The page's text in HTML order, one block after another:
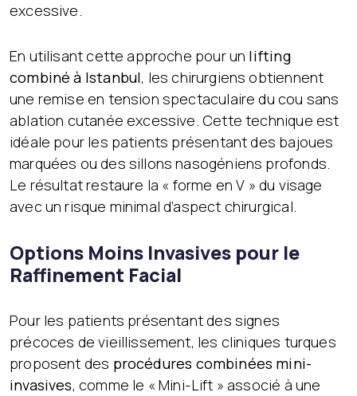
excessive.
En utilisant cette approche pour un lifting
combiné à Istanbul, les chirurgiens obtiennent
une remise en tension spectaculaire du cou sans
ablation cutanée excessive. Cette technique est
idéale pour les patients présentant des bajoues
marquées ou des sillons nasogéniens profonds.
Le résultat restaure la « forme en V » du visage
avec un risque minimal d’aspect chirurgical.
Options Moins Invasives pour le
Raffinement Facial
Pour les patients présentant des signes
précoces de vieillissement, les cliniques turques
proposent des procédures combinées mini-
invasives, comme le « Mini-Lift » associé à une